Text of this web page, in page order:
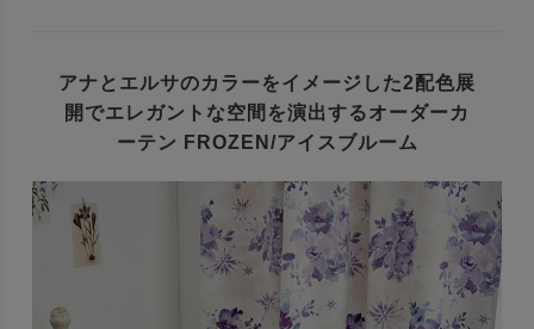
アナとエルサのカラーをイメージした2配色展
開でエレガントな空間を演出するオーダーカ
ーテン FROZEN/アイスブルーム